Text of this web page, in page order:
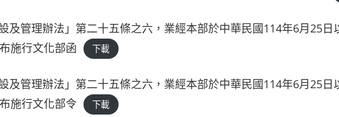
及管理辦法」第二十五條之六，業經本部於中華民國114年6月25
施行文化部函
下載
及管理辦法」第二十五條之六，業經本部於中華民國114年6月25
施行文化部令
下載